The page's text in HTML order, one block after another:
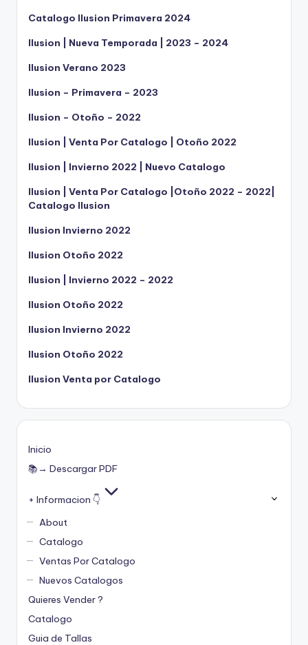
Catalogo Ilusion Primavera 2024
Ilusion | Nueva Temporada | 2023 – 2024
Ilusion Verano 2023
Ilusion – Primavera – 2023
Ilusion – Otoño – 2022
Ilusion | Venta Por Catalogo | Otoño 2022
Ilusion | Invierno 2022 | Nuevo Catalogo
Ilusion | Venta Por Catalogo |Otoño 2022 – 2022|
Catalogo Ilusion
Ilusion Invierno 2022
Ilusion Otoño 2022
Ilusion | Invierno 2022 – 2022
Ilusion Otoño 2022
Ilusion Invierno 2022
Ilusion Otoño 2022
Ilusion Venta por Catalogo
Inicio
📚→ Descargar PDF
+ Informacion 👇
About
Catalogo
Ventas Por Catalogo
Nuevos Catalogos
Quieres Vender ?
Catalogo
Guia de Tallas